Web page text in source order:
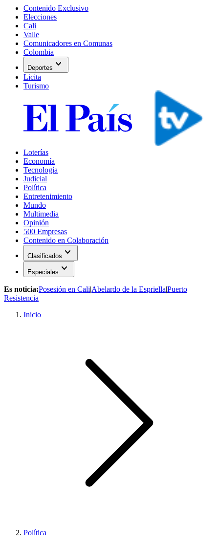
Contenido Exclusivo
Elecciones
Cali
Valle
Comunicadores en Comunas
Colombia
Deportes expand_more
Licita
Turismo
Loterías
Economía
Tecnología
Judicial
Política
Entretenimiento
Mundo
Multimedia
Opinión
500 Empresas
Contenido en Colaboración
Clasificados expand_more
Especiales expand_more
Es noticia:Posesión en Cali|Abelardo de la Espriella|Puerto
Resistencia
Inicio
Política